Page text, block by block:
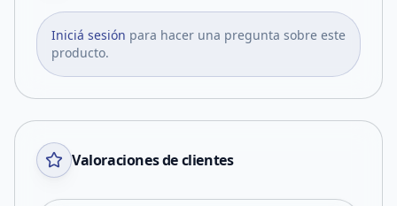
Iniciá sesión para hacer una pregunta sobre este
producto.
Valoraciones de clientes